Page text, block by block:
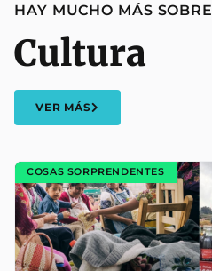
HAY MUCHO MÁS SOBRE
Cultura
VER MÁS
COSAS SORPRENDENTES